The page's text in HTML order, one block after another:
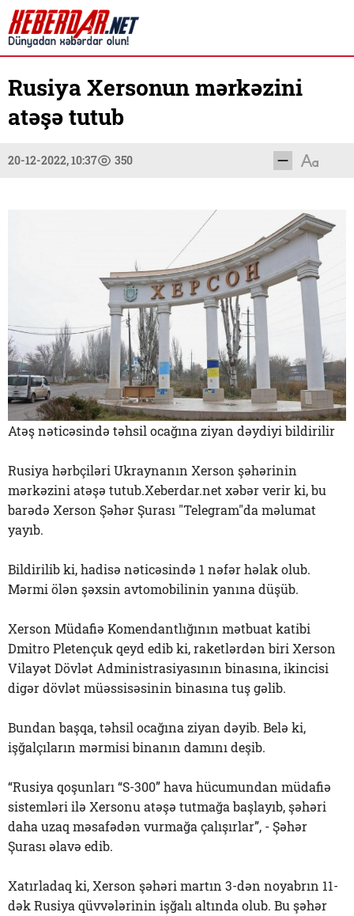
Rusiya Xersonun mərkəzini
atəşə tutub
20-12-2022, 10:37 350
Atəş nəticəsində təhsil ocağına ziyan dəydiyi bildirilir
Rusiya hərbçiləri Ukraynanın Xerson şəhərinin
mərkəzini atəşə tutub.Xeberdar.net xəbər verir ki, bu
barədə Xerson Şəhər Şurası "Telegram"da məlumat
yayıb.
Bildirilib ki, hadisə nəticəsində 1 nəfər həlak olub.
Mərmi ölən şəxsin avtomobilinin yanına düşüb.
Xerson Müdafiə Komendantlığının mətbuat katibi
Dmitro Pletençuk qeyd edib ki, raketlərdən biri Xerson
Vilayət Dövlət Administrasiyasının binasına, ikincisi
digər dövlət müəssisəsinin binasına tuş gəlib.
Bundan başqa, təhsil ocağına ziyan dəyib. Belə ki,
işğalçıların mərmisi binanın damını deşib.
“Rusiya qoşunları “S-300” hava hücumundan müdafiə
sistemləri ilə Xersonu atəşə tutmağa başlayıb, şəhəri
daha uzaq məsafədən vurmağa çalışırlar”, - Şəhər
Şurası əlavə edib.
Xatırladaq ki, Xerson şəhəri martın 3-dən noyabrın 11-
dək Rusiya qüvvələrinin işğalı altında olub. Bu şəhər